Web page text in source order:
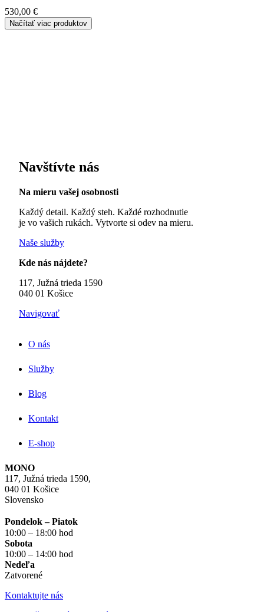
530,00 €
Načítať viac produktov
Navštívte nás
Na mieru vašej osobnosti
Každý detail. Každý steh. Každé rozhodnutie
je vo vašich rukách. Vytvorte si odev na mieru.
Naše služby
Kde nás nájdete?
117, Južná trieda 1590
040 01 Košice
Navigovať
O nás
Služby
Blog
Kontakt
E-shop
MONO
117, Južná trieda 1590,
040 01 Košice
Slovensko
Pondelok – Piatok
10:00 – 18:00 hod
Sobota
10:00 – 14:00 hod
Nedeľa
Zatvorené
Kontaktujte nás